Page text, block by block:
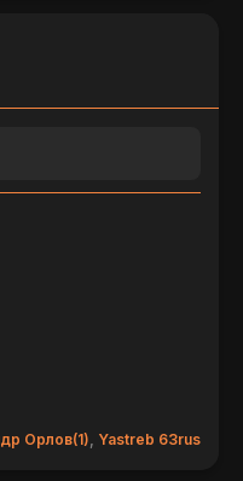
Орлов(1), Yastreb 63rus